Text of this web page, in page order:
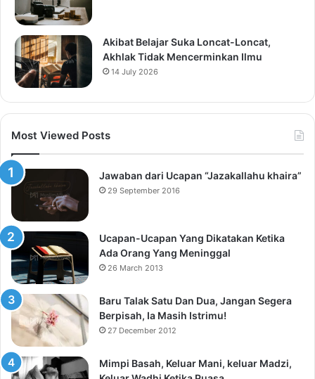
Akibat Belajar Suka Loncat-Loncat,
Akhlak Tidak Mencerminkan Ilmu
14 July 2026
Most Viewed Posts
Jawaban dari Ucapan “Jazakallahu khaira”
29 September 2016
Ucapan-Ucapan Yang Dikatakan Ketika
Ada Orang Yang Meninggal
26 March 2013
Baru Talak Satu Dan Dua, Jangan Segera
Berpisah, Ia Masih Istrimu!
27 December 2012
Mimpi Basah, Keluar Mani, keluar Madzi,